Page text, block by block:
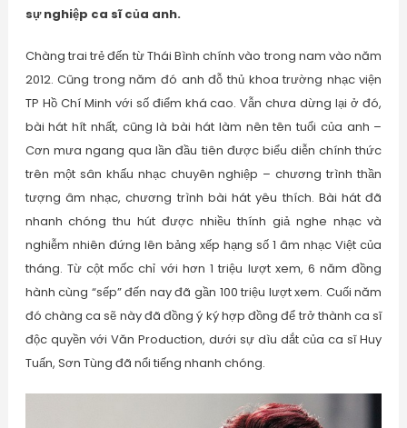
sự nghiệp ca sĩ của anh.
Chàng trai trẻ đến từ Thái Bình chính vào trong nam vào năm
2012. Cũng trong năm đó anh đỗ thủ khoa trường nhạc viện
TP Hồ Chí Minh với số điểm khá cao. Vẫn chưa dừng lại ở đó,
bài hát hít nhất, cũng là bài hát làm nên tên tuổi của anh –
Cơn mưa ngang qua lần đầu tiên được biểu diễn chính thức
trên một sân khấu nhạc chuyên nghiệp – chương trình thần
tượng âm nhạc, chương trình bài hát yêu thích. Bài hát đã
nhanh chóng thu hút được nhiều thính giả nghe nhạc và
nghiễm nhiên đứng lên bảng xếp hạng số 1 âm nhạc Việt của
tháng. Từ cột mốc chỉ với hơn 1 triệu lượt xem, 6 năm đồng
hành cùng “sếp” đến nay đã gần 100 triệu lượt xem. Cuối năm
đó chàng ca sẽ này đã đồng ý ký hợp đồng để trở thành ca sĩ
độc quyền với Văn Production, dưới sự dìu dắt của ca sĩ Huy
Tuấn, Sơn Tùng đã nổi tiếng nhanh chóng.